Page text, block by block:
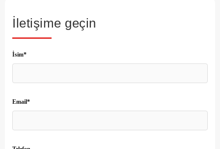
İletişime geçin
İsim*
Email*